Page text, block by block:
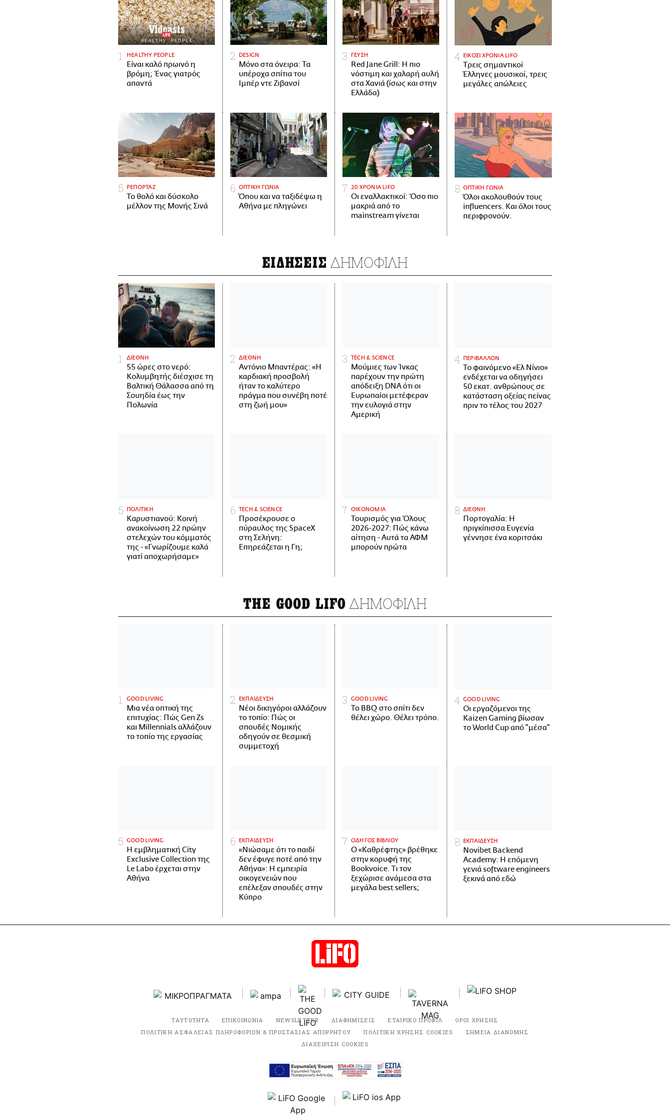
HEALTHY PEOPLE
Είναι καλό πρωινό η
βρόμη; Ένας γιατρός
απαντά
DESIGN
Μόνο στα όνειρα: Τα
υπέροχα σπίτια του
Ιμπέρ ντε Ζιβανσί
ΓΕΥΣΗ
Red Jane Grill: Η πιο
νόστιμη και χαλαρή αυλή
στα Χανιά (ίσως και στην
Ελλάδα)
ΕΙΚΟΣΙ ΧΡΟΝΙΑ LIFO
Tρεις σημαντικοί
Έλληνες μουσικοί, τρεις
μεγάλες απώλειες
ΡΕΠΟΡΤΑΖ
Το θολό και δύσκολο
μέλλον της Μονής Σινά
ΟΠΤΙΚΗ ΓΩΝΙΑ
Όπου και να ταξιδέψω η
Αθήνα με πληγώνει
20 ΧΡΟΝΙΑ LIFO
Οι εναλλακτικοί: Όσο πιο
μακριά από το
mainstream γίνεται
ΟΠΤΙΚΗ ΓΩΝΙΑ
Όλοι ακολουθούν τους
influencers. Και όλοι τους
περιφρονούν.
ΕΙΔΗΣΕΙΣ ΔΗΜΟΦΙΛΗ
ΔΙΕΘΝΗ
55 ώρες στο νερό:
Κολυμβητής διέσχισε τη
Βαλτική Θάλασσα από τη
Σουηδία έως την
Πολωνία
ΔΙΕΘΝΗ
Αντόνιο Μπαντέρας: «Η
καρδιακή προσβολή
ήταν το καλύτερο
πράγμα που συνέβη ποτέ
στη ζωή μου»
ΤECH & SCIENCE
Μούμιες των Ίνκας
παρέχουν την πρώτη
απόδειξη DNA ότι οι
Ευρωπαίοι μετέφεραν
την ευλογιά στην
Αμερική
ΠΕΡΙΒΑΛΛΟΝ
Το φαινόμενο «Ελ Νίνιο»
ενδέχεται να οδηγήσει
50 εκατ. ανθρώπους σε
κατάσταση οξείας πείνας
πριν το τέλος του 2027
ΠΟΛΙΤΙΚΗ
Καρυστιανού: Κοινή
ανακοίνωση 22 πρώην
στελεχών του κόμματός
της - «Γνωρίζουμε καλά
γιατί αποχωρήσαμε»
ΤECH & SCIENCE
Προσέκρουσε ο
πύραυλος της SpaceX
στη Σελήνη:
Επηρεάζεται η Γη;
ΟΙΚΟΝΟΜΙΑ
Τουρισμός για Όλους
2026-2027: Πώς κάνω
αίτηση - Αυτά τα ΑΦΜ
μπορούν πρώτα
ΔΙΕΘΝΗ
Πορτογαλία: Η
πριγκίπισσα Ευγενία
γέννησε ένα κοριτσάκι
THE GOOD LIFO ΔΗΜΟΦΙΛΗ
GOOD LIVING
Μια νέα οπτική της
επιτυχίας: Πώς Gen Zs
και Millennials αλλάζουν
το τοπίο της εργασίας
ΕΚΠΑΙΔΕΥΣΗ
Νέοι δικηγόροι αλλάζουν
το τοπίο: Πώς οι
σπουδές Νομικής
οδηγούν σε θεσμική
συμμετοχή
GOOD LIVING
Το BBQ στο σπίτι δεν
θέλει χώρο. Θέλει τρόπο.
GOOD LIVING
Οι εργαζόμενοι της
Kaizen Gaming βίωσαν
το World Cup από "μέσα"
GOOD LIVING
Η εμβληματική City
Exclusive Collection της
Le Labo έρχεται στην
Αθήνα
ΕΚΠΑΙΔΕΥΣΗ
«Νιώσαμε ότι το παιδί
δεν έφυγε ποτέ από την
Αθήνα»: Η εμπειρία
οικογενειών που
επέλεξαν σπουδές στην
Κύπρο
ΟΔΗΓΟΣ ΒΙΒΛΙΟΥ
Ο «Καθρέφτης» βρέθηκε
στην κορυφή της
Bookvoice. Τι τον
ξεχώρισε ανάμεσα στα
μεγάλα best sellers;
ΕΚΠΑΙΔΕΥΣΗ
Novibet Backend
Academy: Η επόμενη
γενιά software engineers
ξεκινά από εδώ
ΤΑΥΤΟΤΗΤΑ ΕΠΙΚΟΙΝΩΝΙΑ NEWSLETTER ΔΙΑΦΗΜΙΣΕΙΣ ΕΤΑΙΡΙΚΟ ΠΡΟΦΙΛ
ΟΡΟΙ ΧΡΗΣΗΣ
ΠΟΛΙΤΙΚΗ ΑΣΦΑΛΕΙΑΣ ΠΛΗΡΟΦΟΡΙΩΝ & ΠΡΟΣΤΑΣΙΑΣ ΑΠΟΡΡΗΤΟΥ
ΠΟΛΙΤΙΚΗ ΧΡΗΣΗΣ COOKIES
ΣΗΜΕΙΑ ΔΙΑΝΟΜΗΣ
ΔΙΑΧΕΙΡΙΣΗ COOKIES